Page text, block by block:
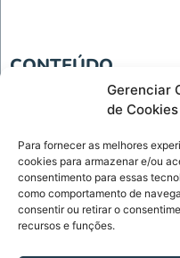
Gerenciar
de Cookies
Para fornecer as melhores
cookies para armazenar e/ou
consentimento para essas
como comportamento de
consentir ou retirar o
recursos e funções.
CONTEÚDO
INSTITUCIONAL
Página Inicial
Política de Privacidade
Termos de Uso